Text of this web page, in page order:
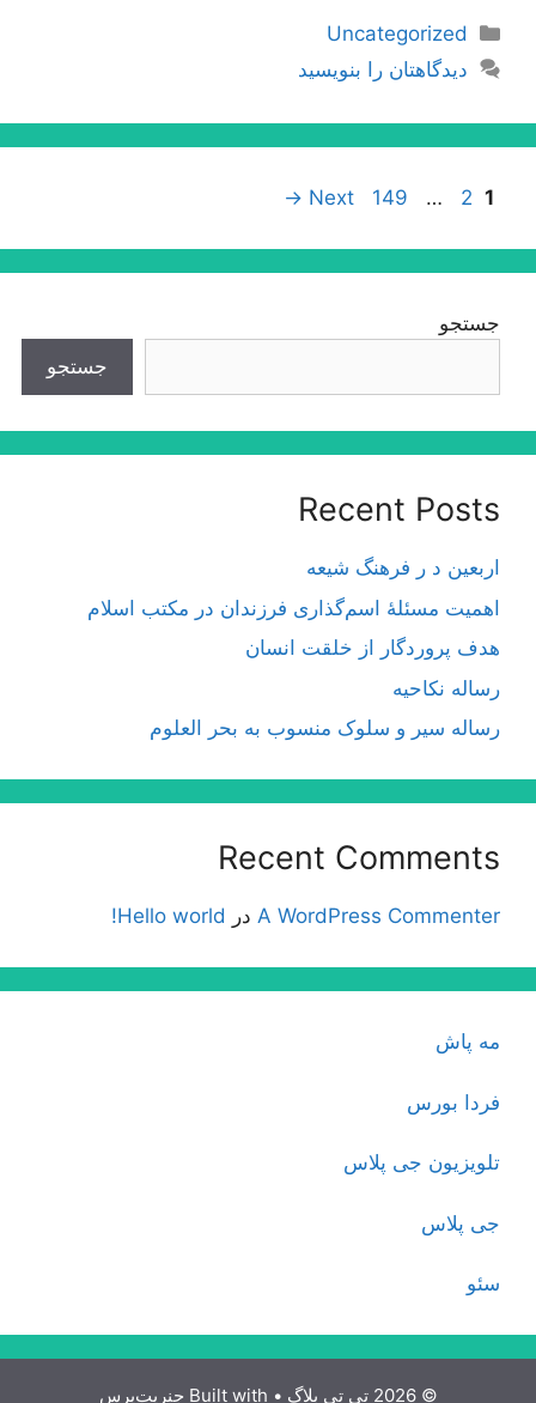
دسته‌ها
Uncategorized
دیدگاهتان را بنویسید
ناوبری
Page
1
Page
2
…
Page
149
Next
→
جستجو
جستجو
Recent Posts
اربعین د ر فرهنگ شیعه
اهمیت مسئلۀ اسم‌گذارى فرزندان در مكتب اسلام
هدف پروردگار از خلقت انسان
رساله نکاحیه
رساله سیر و سلوک منسوب به بحر العلوم
Recent Comments
A WordPress Commenter در Hello world!
مه پاش
فردا بورس
تلویزیون جی پلاس
جی پلاس
سئو
© 2026 تی تی بلاگ • Built with جنریت‌پرس